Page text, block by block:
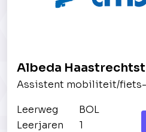
Albeda
Assistent mobiliteit/
Leerweg
BOL
Leerjaren
1